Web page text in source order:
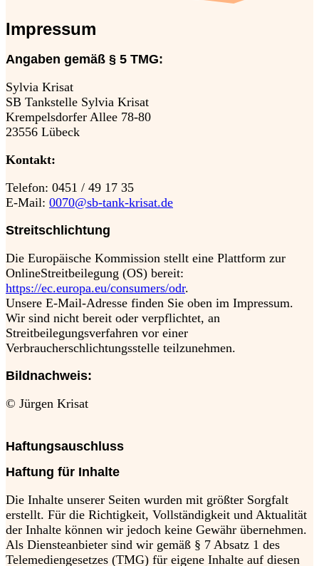
Impressum
Angaben gemäß § 5 TMG:
Sylvia Krisat
SB Tankstelle Sylvia Krisat
Krempelsdorfer Allee 78-80
23556 Lübeck
Kontakt:
Telefon: 0451 / 49 17 35
E-Mail: 0070@sb-tank-krisat.de
Streitschlichtung
Die Europäische Kommission stellt eine Plattform zur
OnlineStreitbeilegung (OS) bereit:
https://ec.europa.eu/consumers/odr.
Unsere E-Mail-Adresse finden Sie oben im Impressum.
Wir sind nicht bereit oder verpflichtet, an
Streitbeilegungsverfahren vor einer
Verbraucherschlichtungsstelle teilzunehmen.
Bildnachweis:
© Jürgen Krisat
Haftungsauschluss
Haftung für Inhalte
Die Inhalte unserer Seiten wurden mit größter Sorgfalt
erstellt. Für die Richtigkeit, Vollständigkeit und Aktualität
der Inhalte können wir jedoch keine Gewähr übernehmen.
Als Diensteanbieter sind wir gemäß § 7 Absatz 1 des
Telemediengesetzes (TMG) für eigene Inhalte auf diesen